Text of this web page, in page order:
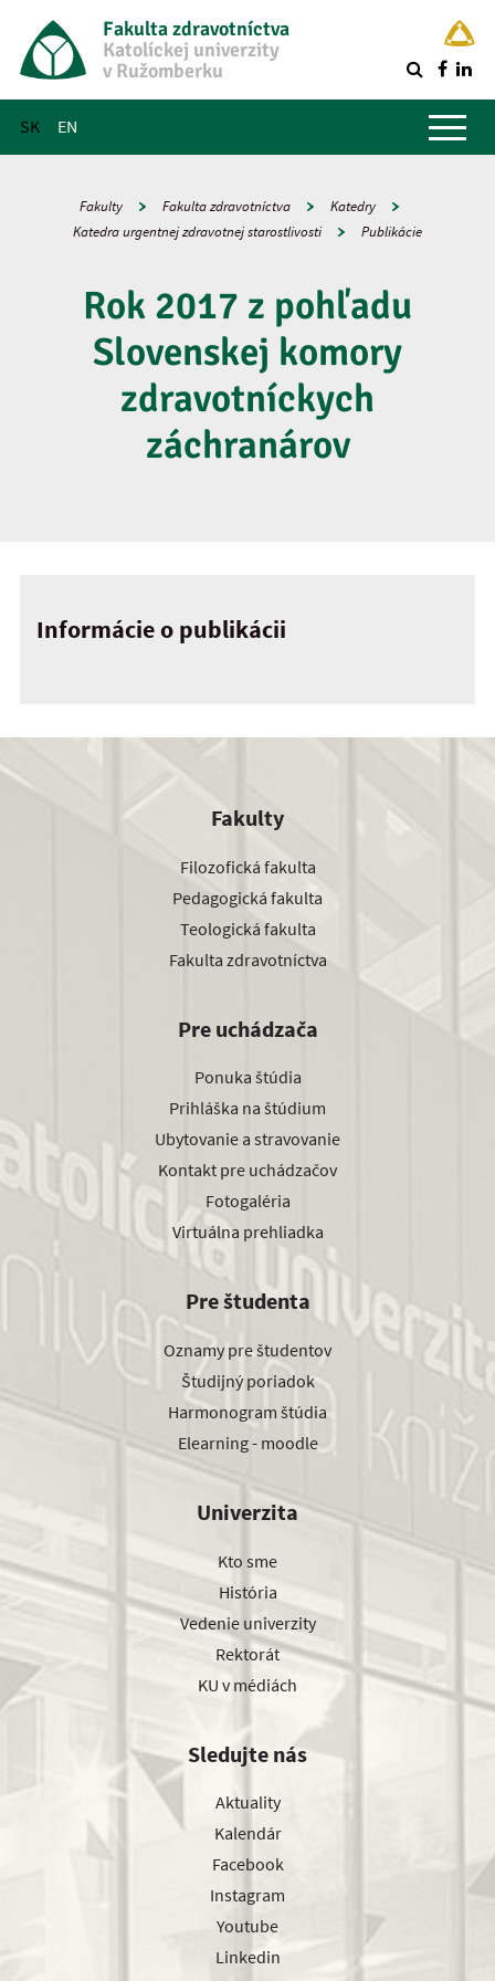
Fakulta zdravotníctva
Katolíckej univerzity
v Ružomberku
SK EN
Hlavné menu
Fakulty Fakulta zdravotníctva
Katedry
Katedra urgentnej zdravotnej starostlivosti
Publikácie
Rok 2017 z pohľadu
Slovenskej komory
zdravotníckych
záchranárov
Informácie o publikácii
Fakulty
Filozofická fakulta
Pedagogická fakulta
Teologická fakulta
Fakulta zdravotníctva
Pre uchádzača
Ponuka štúdia
Prihláška na štúdium
Ubytovanie a stravovanie
Kontakt pre uchádzačov
Fotogaléria
Virtuálna prehliadka
Pre študenta
Oznamy pre študentov
Študijný poriadok
Harmonogram štúdia
Elearning - moodle
Univerzita
Kto sme
História
Vedenie univerzity
Rektorát
KU v médiách
Sledujte nás
Aktuality
Kalendár
Facebook
Instagram
Youtube
Linkedin